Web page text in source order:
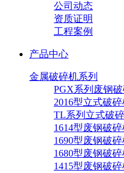
公司动态
资质证明
工程案例
产品中心
金属破碎机系列
PGX系列废钢
2016型立式破
TL系列立式破
1614型废钢破
1690型废钢破
1680型废钢破
1415型废钢破